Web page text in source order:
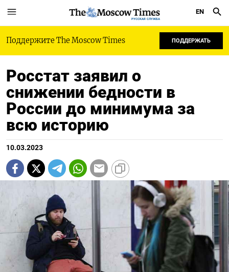
РУССКАЯ СЛУЖБА
EN
Поддержите The Moscow Times ПОДДЕРЖАТЬ
Росстат заявил о
снижении бедности в
России до минимума за
всю историю
10.03.2023